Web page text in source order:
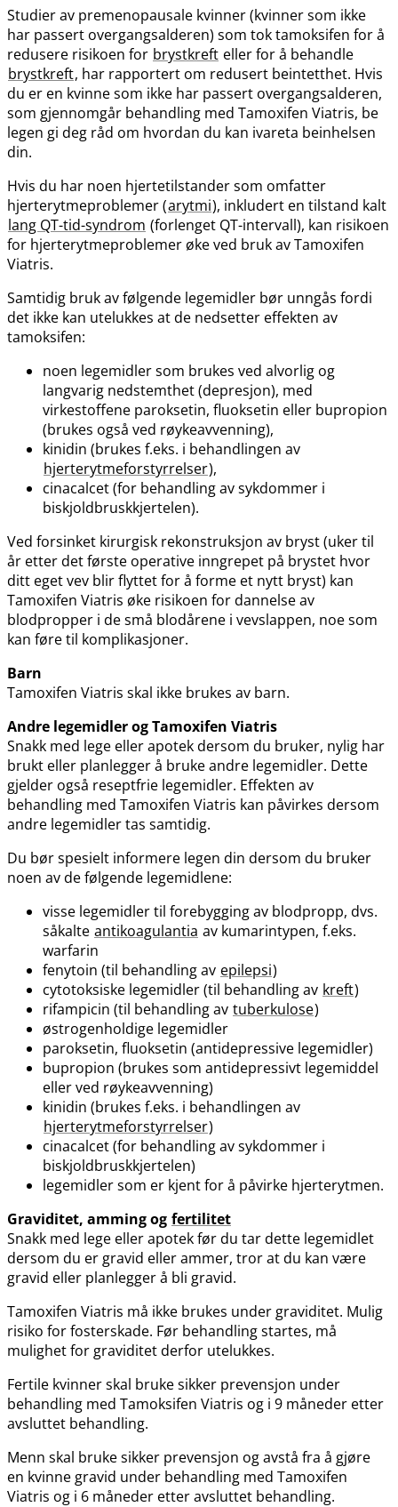
Studier av premenopausale kvinner (kvinner som ikke
har passert overgangsalderen) som tok tamoksifen for å
redusere risikoen for brystkreft eller for å behandle
brystkreft, har rapportert om redusert beintetthet. Hvis
du er en kvinne som ikke har passert overgangsalderen,
som gjennomgår behandling med Tamoxifen Viatris, be
legen gi deg råd om hvordan du kan ivareta beinhelsen
din.
Hvis du har noen hjertetilstander som omfatter
hjerterytmeproblemer (arytmi), inkludert en tilstand kalt
lang QT-tid-syndrom (forlenget QT-intervall), kan risikoen
for hjerterytmeproblemer øke ved bruk av Tamoxifen
Viatris.
Samtidig bruk av følgende legemidler bør unngås fordi
det ikke kan utelukkes at de nedsetter effekten av
tamoksifen:
noen legemidler som brukes ved alvorlig og
langvarig nedstemthet (depresjon), med
virkestoffene paroksetin, fluoksetin eller bupropion
(brukes også ved røykeavvenning),
kinidin (brukes f.eks. i behandlingen av
hjerterytmeforstyrrelser),
cinacalcet (for behandling av sykdommer i
biskjoldbruskkjertelen).
Ved forsinket kirurgisk rekonstruksjon av bryst (uker til
år etter det første operative inngrepet på brystet hvor
ditt eget vev blir flyttet for å forme et nytt bryst) kan
Tamoxifen Viatris øke risikoen for dannelse av
blodpropper i de små blodårene i vevslappen, noe som
kan føre til komplikasjoner.
Barn
Tamoxifen Viatris skal ikke brukes av barn.
Andre legemidler og Tamoxifen Viatris
Snakk med lege eller apotek dersom du bruker, nylig har
brukt eller planlegger å bruke andre legemidler. Dette
gjelder også reseptfrie legemidler. Effekten av
behandling med Tamoxifen Viatris kan påvirkes dersom
andre legemidler tas samtidig.
Du bør spesielt informere legen din dersom du bruker
noen av de følgende legemidlene:
visse legemidler til forebygging av blodpropp, dvs.
såkalte antikoagulantia av kumarintypen, f.eks.
warfarin
fenytoin (til behandling av epilepsi)
cytotoksiske legemidler (til behandling av kreft)
rifampicin (til behandling av tuberkulose)
østrogenholdige legemidler
paroksetin, fluoksetin (antidepressive legemidler)
bupropion (brukes som antidepressivt legemiddel
eller ved røykeavvenning)
kinidin (brukes f.eks. i behandlingen av
hjerterytmeforstyrrelser)
cinacalcet (for behandling av sykdommer i
biskjoldbruskkjertelen)
legemidler som er kjent for å påvirke hjerterytmen.
Graviditet, amming og fertilitet
Snakk med lege eller apotek før du tar dette legemidlet
dersom du er gravid eller ammer, tror at du kan være
gravid eller planlegger å bli gravid.
Tamoxifen Viatris må ikke brukes under graviditet. Mulig
risiko for fosterskade. Før behandling startes, må
mulighet for graviditet derfor utelukkes.
Fertile kvinner skal bruke sikker prevensjon under
behandling med Tamoksifen Viatris og i 9 måneder etter
avsluttet behandling.
Menn skal bruke sikker prevensjon og avstå fra å gjøre
en kvinne gravid under behandling med Tamoxifen
Viatris og i 6 måneder etter avsluttet behandling.